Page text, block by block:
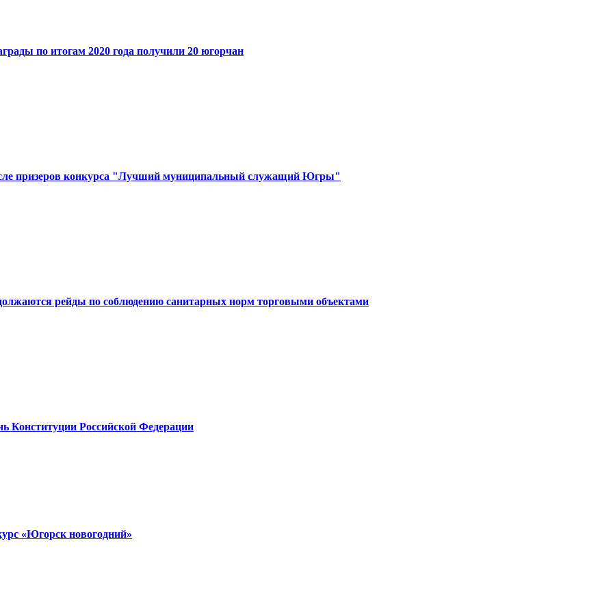
по итогам 2020 года получили 20 югорчан
призеров конкурса "Лучший муниципальный служащий Югры"
рейды по соблюдению санитарных норм торговыми объектами
Конституции Российской Федерации
«Югорск новогодний»